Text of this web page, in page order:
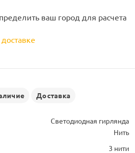
ваш город для расчета
Доставка
Светодиодная гирлянда
Нить
3 нити